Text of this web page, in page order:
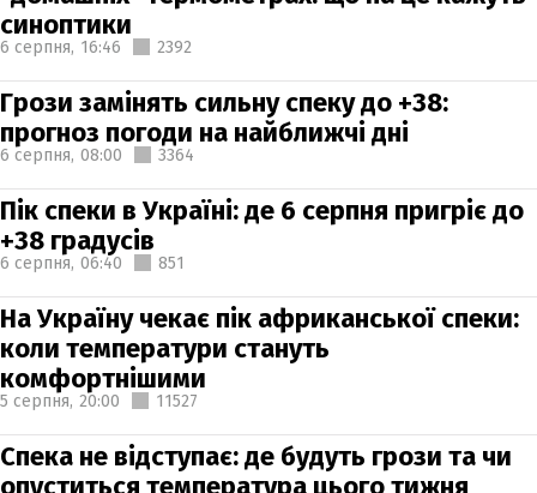
синоптики
6 серпня, 16:46 2392
Грози замінять сильну спеку до +38:
прогноз погоди на найближчі дні
6 серпня, 08:00 3364
Пік спеки в Україні: де 6 серпня пригріє до
+38 градусів
6 серпня, 06:40 851
На Україну чекає пік африканської спеки:
коли температури стануть
комфортнішими
5 серпня, 20:00 11527
Спека не відступає: де будуть грози та чи
опуститься температура цього тижня